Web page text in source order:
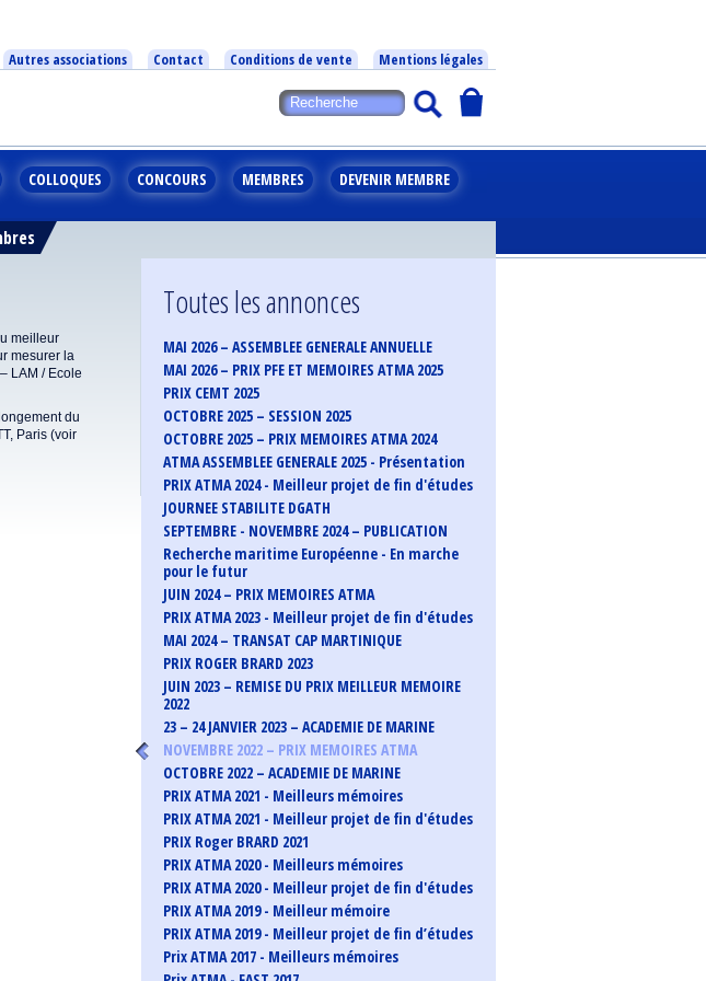
Autres associations Contact Conditions de vente Mentions légales
COLLOQUES CONCOURS MEMBRES DEVENIR MEMBRE
meilleur
mesurer la
LAM / Ecole
du
Paris (voir
Toutes les annonces
MAI 2026 – ASSEMBLEE GENERALE ANNUELLE
MAI 2026 – PRIX PFE ET MEMOIRES ATMA 2025
PRIX CEMT 2025
OCTOBRE 2025 – SESSION 2025
OCTOBRE 2025 – PRIX MEMOIRES ATMA 2024
ATMA ASSEMBLEE GENERALE 2025 - Présentation
PRIX ATMA 2024 - Meilleur projet de fin d'études
JOURNEE STABILITE DGATH
SEPTEMBRE - NOVEMBRE 2024 – PUBLICATION
Recherche maritime Européenne - En marche
pour le futur
JUIN 2024 – PRIX MEMOIRES ATMA
PRIX ATMA 2023 - Meilleur projet de fin d'études
MAI 2024 – TRANSAT CAP MARTINIQUE
PRIX ROGER BRARD 2023
JUIN 2023 – REMISE DU PRIX MEILLEUR MEMOIRE
2022
23 – 24 JANVIER 2023 – ACADEMIE DE MARINE
NOVEMBRE 2022 – PRIX MEMOIRES ATMA
OCTOBRE 2022 – ACADEMIE DE MARINE
PRIX ATMA 2021 - Meilleurs mémoires
PRIX ATMA 2021 - Meilleur projet de fin d'études
PRIX Roger BRARD 2021
PRIX ATMA 2020 - Meilleurs mémoires
PRIX ATMA 2020 - Meilleur projet de fin d'études
PRIX ATMA 2019 - Meilleur mémoire
PRIX ATMA 2019 - Meilleur projet de fin d’études
Prix ATMA 2017 - Meilleurs mémoires